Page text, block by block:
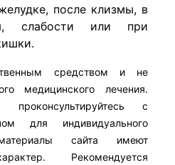
после клизмы, в
слабости или при
средством и не
медицинского лечения.
с
для индивидуального
сайта имеют
Рекомендуется